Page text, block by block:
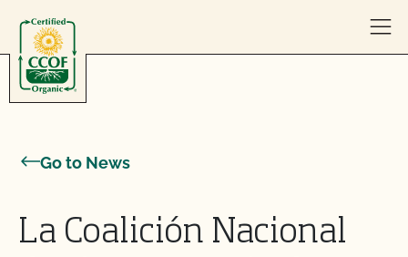
Go to News
La Coalición Nacional